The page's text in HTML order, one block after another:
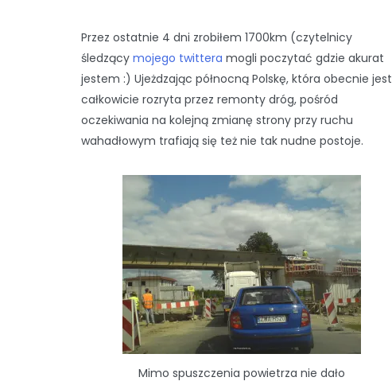
Przez ostatnie 4 dni zrobiłem 1700km (czytelnicy
śledzący mojego twittera mogli poczytać gdzie akurat
jestem :) Ujeżdzając północną Polskę, która obecnie jest
całkowicie rozryta przez remonty dróg, pośród
oczekiwania na kolejną zmianę strony przy ruchu
wahadłowym trafiają się też nie tak nudne postoje.
Mimo spuszczenia powietrza nie dało